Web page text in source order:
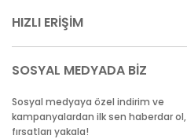
HIZLI ERİŞİM
SOSYAL MEDYADA BİZ
Sosyal medyaya özel indirim ve
kampanyalardan ilk sen haberdar ol,
fırsatları yakala!